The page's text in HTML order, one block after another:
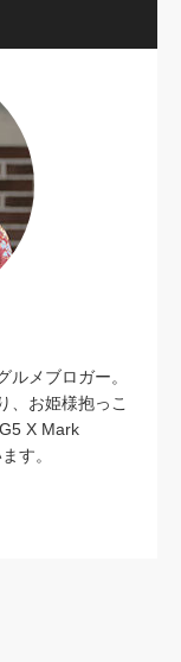
メブロガー。
、お姫様抱っこ
X Mark
す。